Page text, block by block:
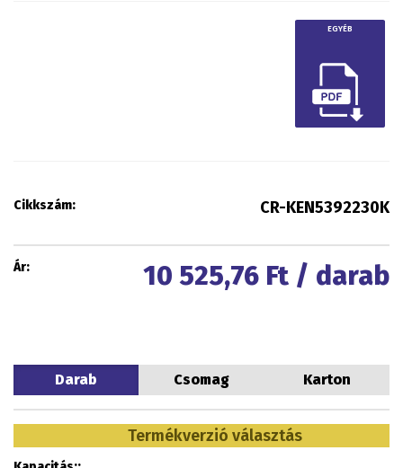
EGYÉB
Cikkszám: CR-KEN5392230K
Ár: 10 525,76 Ft / darab
Darab Csomag Karton
Termékverzió választás